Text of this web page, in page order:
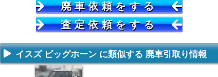
廃車依頼をする
査定依頼をする
イスズ ビッグホーン に類似する 廃車引取り情報